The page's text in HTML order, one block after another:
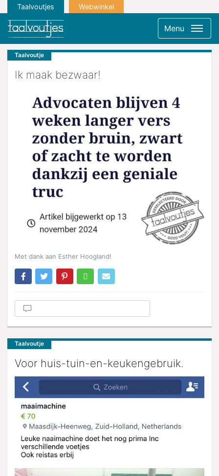
Taalvoutjes Webwinkel
Menu
Taalvoutje
Ik maak bezwaar!
Met dank aan Esther Hoogland!
Taalvoutje
Voor huis-tuin-en-keukengebruik.